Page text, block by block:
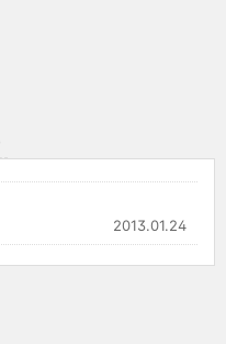
2013.01.24